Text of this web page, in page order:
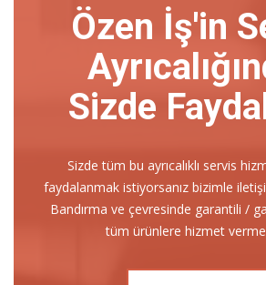
Özen İş'in
Sizde
Sizde tüm bu ayrıcalıklı servis
faydalanmak istiyorsanız bizimle
Bandırma ve çevresinde garantili /
tüm ürünlere hizmet